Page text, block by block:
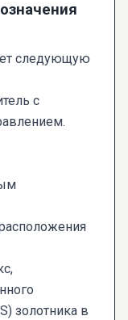
следующую
с
золотника в